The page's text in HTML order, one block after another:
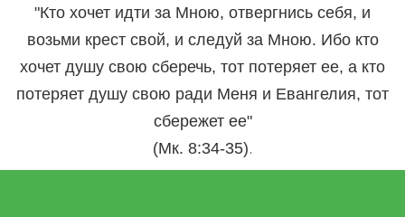
"Кто хочет идти за Мною, отвергнись себя, и
возьми крест свой, и следуй за Мною. Ибо кто
хочет душу свою сберечь, тот потеряет ее, а кто
потеряет душу свою ради Меня и Евангелия, тот
сбережет ее"
(Мк. 8:34-35).